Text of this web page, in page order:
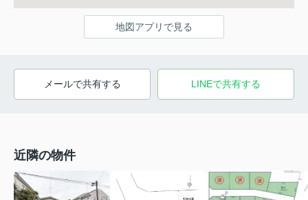
地図アプリで見る
メールで共有する LINEで共有する
近隣の物件